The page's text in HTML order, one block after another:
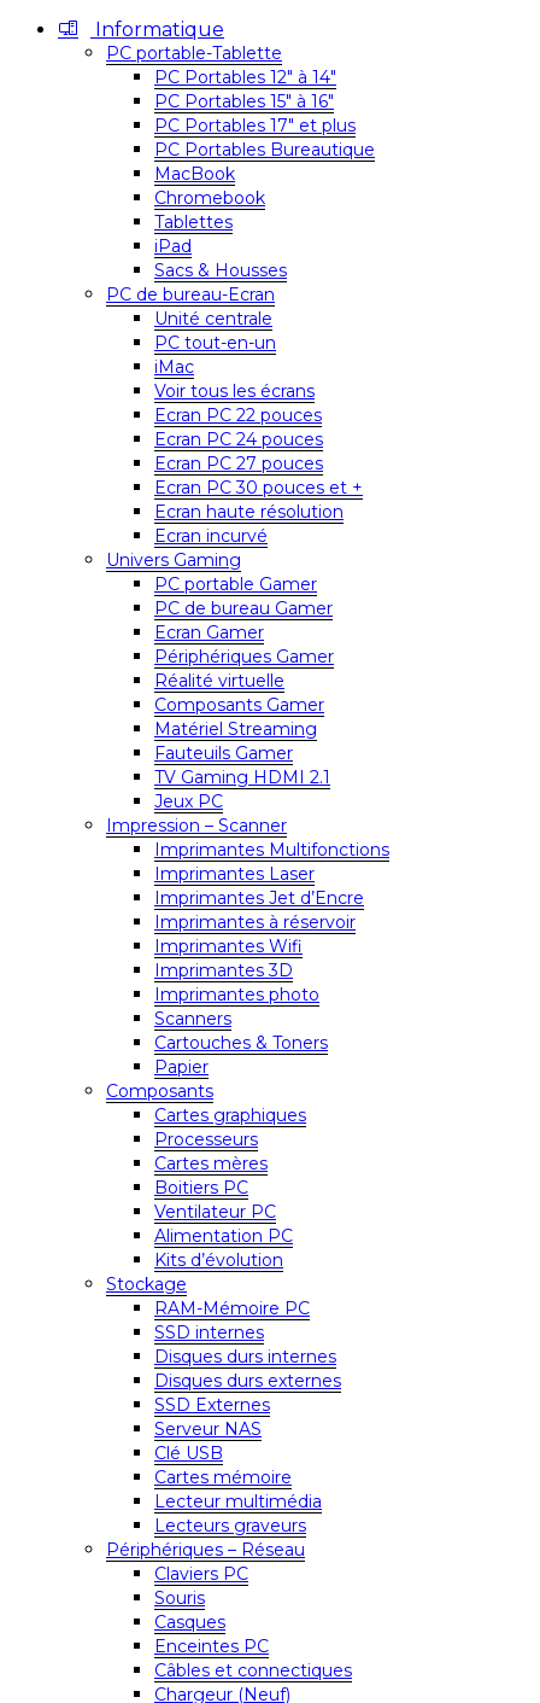
Informatique
PC portable-Tablette
PC Portables 12″ à 14″
PC Portables 15″ à 16″
PC Portables 17″ et plus
PC Portables Bureautique
MacBook
Chromebook
Tablettes
iPad
Sacs & Housses
PC de bureau-Ecran
Unité centrale
PC tout-en-un
iMac
Voir tous les écrans
Ecran PC 22 pouces
Ecran PC 24 pouces
Ecran PC 27 pouces
Ecran PC 30 pouces et +
Ecran haute résolution
Ecran incurvé
Univers Gaming
PC portable Gamer
PC de bureau Gamer
Ecran Gamer
Périphériques Gamer
Réalité virtuelle
Composants Gamer
Matériel Streaming
Fauteuils Gamer
TV Gaming HDMI 2.1
Jeux PC
Impression – Scanner
Imprimantes Multifonctions
Imprimantes Laser
Imprimantes Jet d’Encre
Imprimantes à réservoir
Imprimantes Wifi
Imprimantes 3D
Imprimantes photo
Scanners
Cartouches & Toners
Papier
Composants
Cartes graphiques
Processeurs
Cartes mères
Boitiers PC
Ventilateur PC
Alimentation PC
Kits d’évolution
Stockage
RAM-Mémoire PC
SSD internes
Disques durs internes
Disques durs externes
SSD Externes
Serveur NAS
Clé USB
Cartes mémoire
Lecteur multimédia
Lecteurs graveurs
Périphériques – Réseau
Claviers PC
Souris
Casques
Enceintes PC
Câbles et connectiques
Chargeur (Neuf)